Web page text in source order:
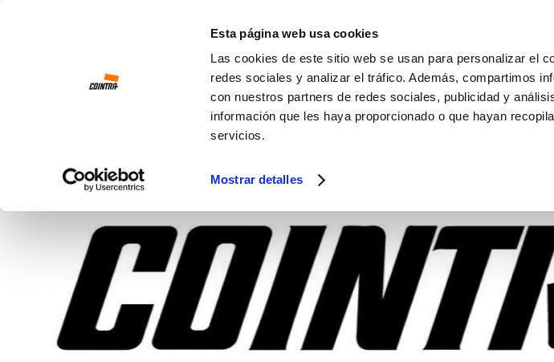
Esta página web usa cookies
Las cookies de este sitio web se usan para personalizar el
redes sociales y analizar el tráfico. Además, compartimos
con nuestros partners de redes sociales, publicidad y
información que les haya proporcionado o que hayan
servicios.
Mostrar detalles